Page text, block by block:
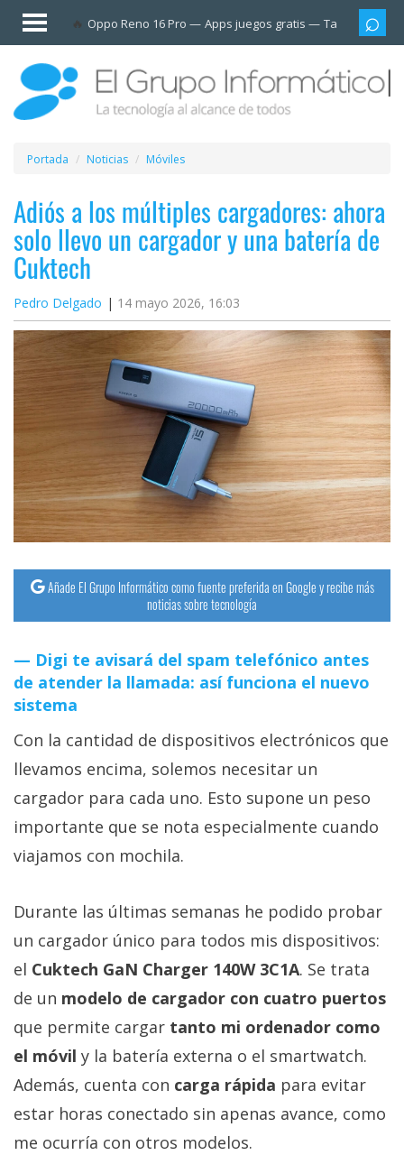
Oppo Reno 16 Pro Apps juegos gratis Tarjetas
Invitado
Iniciar
sesión /
Registrarse
Esenciales
Móviles
Ofertas
Apps
Redes
sociales
Plataformas
streaming
Operadores
Trucos
y
Tutoriales
Ciberseguridad
Sistemas
operativos
Profesional
+
Más
temas
Sorteos
Foros
Contacto
/
Sobre
nosotros
/
Publicidad
/
Portada Noticias Móviles
Adiós a los múltiples cargadores: ahora
solo llevo un cargador y una batería de
Cuktech
Pedro Delgado 14 mayo 2026, 16:03
Añade El Grupo Informático como fuente preferida en Google y recibe más
noticias sobre tecnología
Digi te avisará del spam telefónico antes
de atender la llamada: así funciona el nuevo
sistema
Con la cantidad de dispositivos electrónicos que
llevamos encima, solemos necesitar un
cargador para cada uno. Esto supone un peso
importante que se nota especialmente cuando
viajamos con mochila.
Durante las últimas semanas he podido probar
un cargador único para todos mis dispositivos:
el Cuktech GaN Charger 140W 3C1A. Se trata
de un modelo de cargador con cuatro puertos
que permite cargar tanto mi ordenador como
el móvil y la batería externa o el smartwatch.
Además, cuenta con carga rápida para evitar
estar horas conectado sin apenas avance, como
me ocurría con otros modelos.